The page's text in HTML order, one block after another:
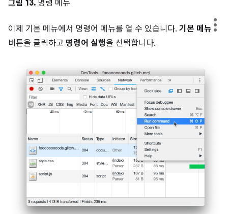
그림 13. 명령 메뉴
이제 기본 메뉴에서 명령어 메뉴를 열 수 있습니다. 기본 메뉴
버튼을 클릭하고 명령어 실행을 선택합니다.